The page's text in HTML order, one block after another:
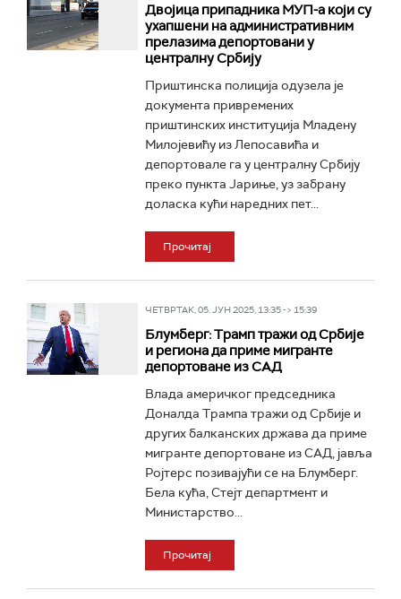
Двојица припадника МУП-а који су
ухапшени на административним
прелазима депортовани у
централну Србију
Приштинска полиција одузела је
документа привремених
приштинских институција Младену
Милојевићу из Лепосавића и
депортовале га у централну Србију
преко пункта Јариње, уз забрану
доласка кући наредних пет...
Прочитај
ЧЕТВРТАК, 05. ЈУН 2025, 13:35 -> 15:39
Блумберг: Трамп тражи од Србије
и региона да приме мигранте
депортоване из САД
Влада америчког председника
Доналда Трaмпа тражи од Србије и
других балканских држава да приме
мигранте депортоване из САД, јавља
Ројтерс позивајући се на Блумберг.
Бела кућа, Стејт департмент и
Министарство...
Прочитај